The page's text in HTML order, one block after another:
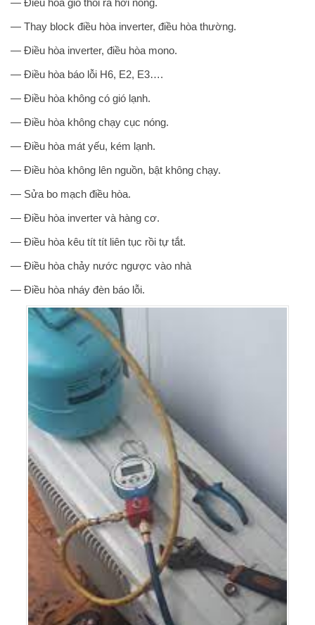
— Điều hòa gió thổi ra hơi nóng.
— Thay block điều hòa inverter, điều hòa thường.
— Điều hòa inverter, điều hòa mono.
— Điều hòa báo lỗi H6, E2, E3….
— Điều hòa không có gió lạnh.
— Điều hòa không chạy cục nóng.
— Điều hòa mát yếu, kém lạnh.
— Điều hòa không lên nguồn, bật không chạy.
— Sửa bo mạch điều hòa.
— Điều hòa inverter và hàng cơ.
— Điều hòa kêu tít tít liên tục rồi tự tắt.
— Điều hòa chảy nước ngược vào nhà
— Điều hòa nháy đèn báo lỗi.